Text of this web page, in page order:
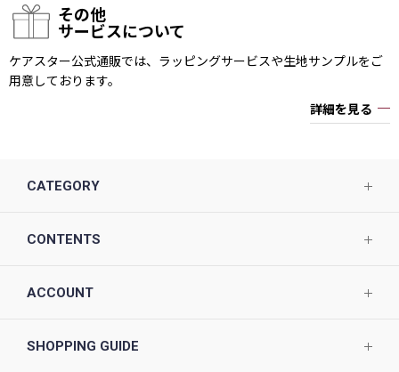
その他
サービスについて
ケアスター公式通販では、ラッピングサービスや生地サンプルをご
用意しております。
詳細を見る
CATEGORY
CONTENTS
ACCOUNT
SHOPPING GUIDE